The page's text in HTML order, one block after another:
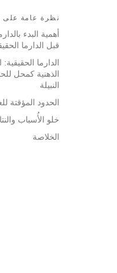
نظرة عامة على
أهمية البدء
قبل الدارما
الدارما الحقيقية:
الذهنية كمحل
النبيلة
الحدود المؤقتة
خلو الأُسباب
الخلاصة